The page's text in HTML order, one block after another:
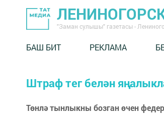
"Заман сулышы" газетасы -
БАШ БИТ РЕКЛАМА
Штраф тег белән
Төнлә тынлыкны бозган өчен